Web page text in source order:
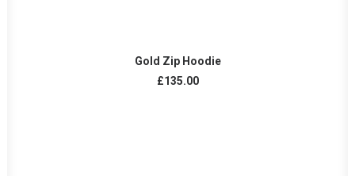
AÑADIR AL CARRITO
Gold Zip Hoodie
£135.00